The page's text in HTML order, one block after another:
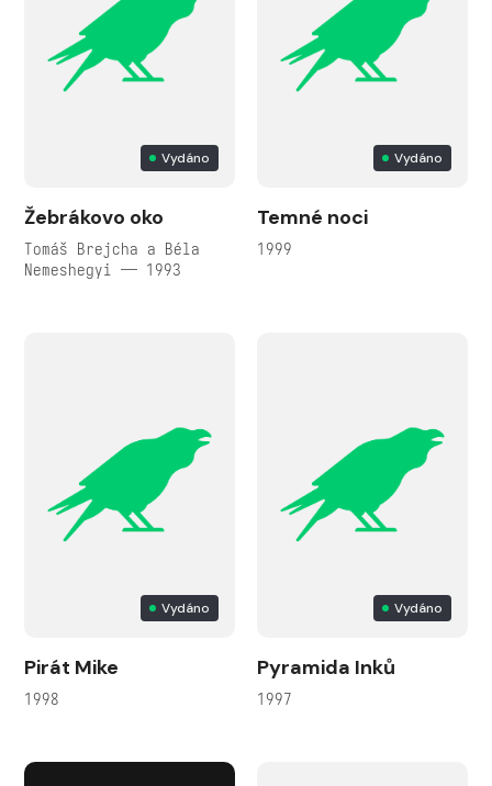
Vydáno
Žebrákovo oko
Tomáš Brejcha a Béla
Nemeshegyi — 1993
Vydáno
Temné noci
1999
Vydáno
Pirát Mike
1998
Vydáno
Pyramida Inků
1997